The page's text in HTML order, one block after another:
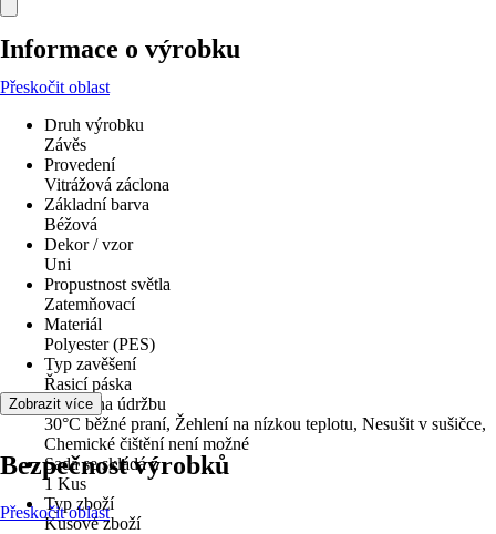
Informace o výrobku
Přeskočit oblast
Druh výrobku
Závěs
Provedení
Vitrážová záclona
Základní barva
Béžová
Dekor / vzor
Uni
Propustnost světla
Zatemňovací
Materiál
Polyester (PES)
Typ zavěšení
Řasicí páska
Návod na údržbu
30°C běžné praní, Žehlení na nízkou teplotu, Nesušit v sušičce,
Chemické čištění není možné
Sada se skládá z
1 Kus
Typ zboží
Kusové zboží
Zobrazit více
Bezpečnost výrobků
Přeskočit oblast